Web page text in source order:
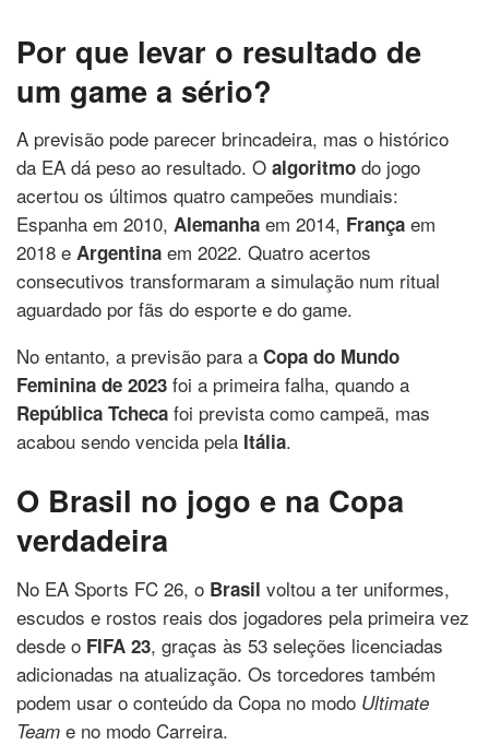
Por que levar o resultado de
um game a sério?
A previsão pode parecer brincadeira, mas o histórico
da EA dá peso ao resultado. O algoritmo do jogo
acertou os últimos quatro campeões mundiais:
Espanha em 2010, Alemanha em 2014, França em
2018 e Argentina em 2022. Quatro acertos
consecutivos transformaram a simulação num ritual
aguardado por fãs do esporte e do game.
No entanto, a previsão para a Copa do Mundo
Feminina de 2023 foi a primeira falha, quando a
República Tcheca foi prevista como campeã, mas
acabou sendo vencida pela Itália.
O Brasil no jogo e na Copa
verdadeira
No EA Sports FC 26, o Brasil voltou a ter uniformes,
escudos e rostos reais dos jogadores pela primeira vez
desde o FIFA 23, graças às 53 seleções licenciadas
adicionadas na atualização. Os torcedores também
podem usar o conteúdo da Copa no modo Ultimate
Team e no modo Carreira.